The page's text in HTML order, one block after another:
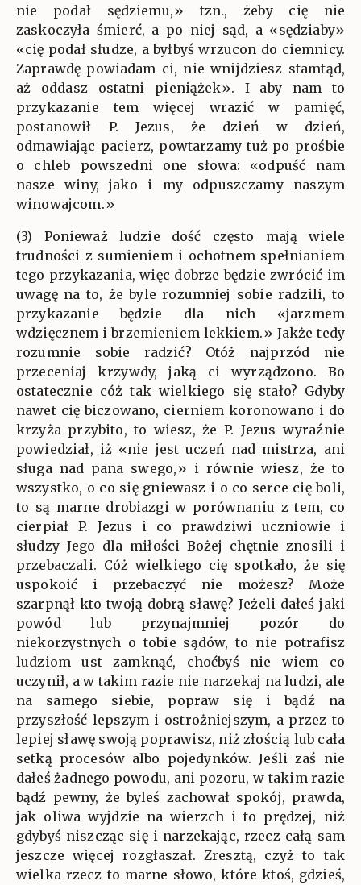
nie podał sędziemu,» tzn., żeby cię nie
zaskoczyła śmierć, a po niej sąd, a «sędziaby»
«cię podał słudze, a byłbyś wrzucon do ciemnicy.
Zaprawdę powiadam ci, nie wnijdziesz stamtąd,
aż oddasz ostatni pieniążek». I aby nam to
przykazanie tem więcej wrazić w pamięć,
postanowił P. Jezus, że dzień w dzień,
odmawiając pacierz, powtarzamy tuż po prośbie
o chleb powszedni one słowa: «odpuść nam
nasze winy, jako i my odpuszczamy naszym
winowajcom.»
(3) Ponieważ ludzie dość często mają wiele
trudności z sumieniem i ochotnem spełnianiem
tego przykazania, więc dobrze będzie zwrócić im
uwagę na to, że byle rozumniej sobie radzili, to
przykazanie będzie dla nich «jarzmem
wdzięcznem i brzemieniem lekkiem.» Jakże tedy
rozumnie sobie radzić? Otóż najprzód nie
przeceniaj krzywdy, jaką ci wyrządzono. Bo
ostatecznie cóż tak wielkiego się stało? Gdyby
nawet cię biczowano, cierniem koronowano i do
krzyża przybito, to wiesz, że P. Jezus wyraźnie
powiedział, iż «nie jest uczeń nad mistrza, ani
sługa nad pana swego,» i równie wiesz, że to
wszystko, o co się gniewasz i o co serce cię boli,
to są marne drobiazgi w porównaniu z tem, co
cierpiał P. Jezus i co prawdziwi uczniowie i
słudzy Jego dla miłości Bożej chętnie znosili i
przebaczali. Cóż wielkiego cię spotkało, że się
uspokoić i przebaczyć nie możesz? Może
szarpnął kto twoją dobrą sławę? Jeżeli dałeś jaki
powód lub przynajmniej pozór do
niekorzystnych o tobie sądów, to nie potrafisz
ludziom ust zamknąć, choćbyś nie wiem co
uczynił, a w takim razie nie narzekaj na ludzi, ale
na samego siebie, popraw się i bądź na
przyszłość lepszym i ostrożniejszym, a przez to
lepiej sławę swoją poprawisz, niż złością lub cała
setką procesów albo pojedynków. Jeśli zaś nie
dałeś żadnego powodu, ani pozoru, w takim razie
bądź pewny, że byleś zachował spokój, prawda,
jak oliwa wyjdzie na wierzch i to prędzej, niż
gdybyś niszcząc się i narzekając, rzecz całą sam
jeszcze więcej rozgłaszał. Zresztą, czyż to tak
wielka rzecz to marne słowo, które ktoś, gdzieś,